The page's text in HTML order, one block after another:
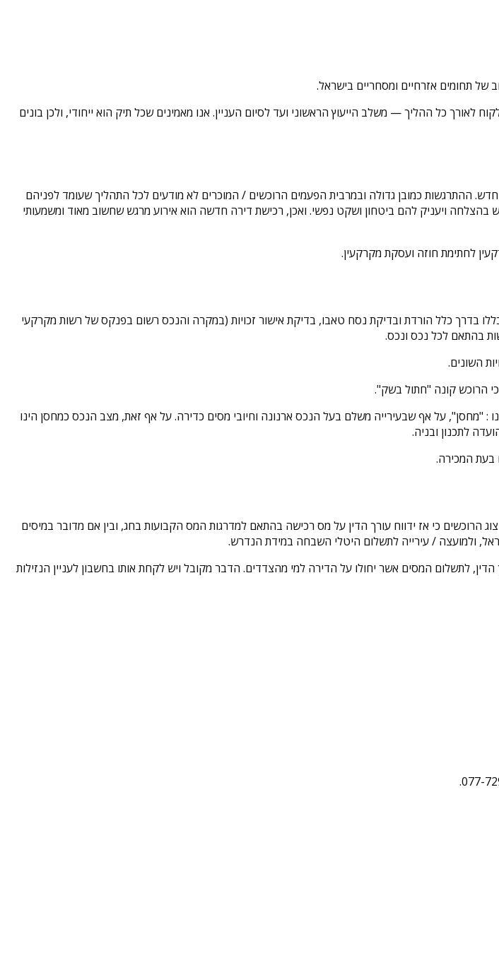
של תחומים אזרחיים ומסחריים בישראל.
לאורך כל ההליך — משלב הייעוץ הראשוני ועד לסיום העניין. אנו מאמינים שכל תיק הוא ייחודי, ולכן בונים
ההתרגשות כמובן גדולה ובמרבית הפעמים הרוכשים / המוכרים לא מודעים לכל התהליך שעומד לפניהם
בהצלחה ויעניק להם ביטחון ושקט נפשי. ואכן, רכישת דירה חדשה הוא אירוע מרגש שחשוב מאוד ומשמעותי
לחתימת חוזה ועסקת מקרקעין.
בדרך כלל הורדת ובדיקת נסח טאבו, בדיקת אישור זכויות (במקרה והנכס רשום בפנקס של רשות מקרקעי
בהתאם לכל נכס ונכס.
השונים.
כי הרוכש קונה "חתול בשק".
"מחסן", על אף שבעירייה משלם בעל הנכס ארנונה וחיובי מסים כדירה. על אף זאת, מצב הנכס כמחסן הינו
לתכנון ובניה.
בעת המכירה.
הרוכשים כי אז ידווח עורך הדין על מס רכישה בהתאם למדרגות המס הקבועות בחג, ובין אם מדובר במיסים
ולמועצה / עירייה לתשלום היטלי השבחה במידת הנדרש.
לתשלום המסים אשר יחולו על הדירה למי מהצדדים. הדבר מקובל ויש לקחת אותו בחשבון לעניין הנזילות